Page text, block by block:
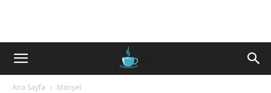
Ana Sayfa Manşet